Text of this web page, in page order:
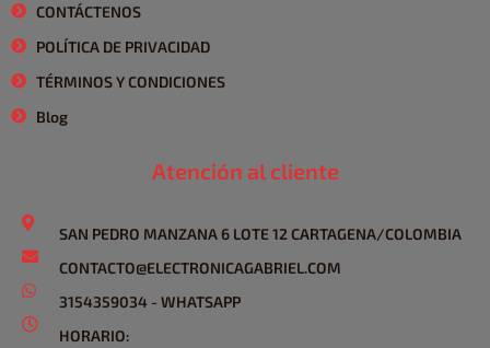
CONTÁCTENOS
POLÍTICA DE PRIVACIDAD
TÉRMINOS Y CONDICIONES
Blog
Atención al cliente
SAN PEDRO MANZANA 6 LOTE 12 CARTAGENA/COLOMBIA
CONTACTO@ELECTRONICAGABRIEL.COM
3154359034 - WHATSAPP
HORARIO: